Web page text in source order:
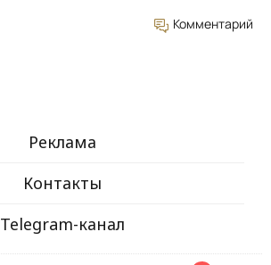
Комментарий
Реклама
Контакты
Telegram-канал